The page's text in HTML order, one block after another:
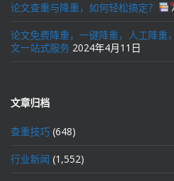
论文查重与降重，如何轻松搞定？
论文免费降重，一键降重，人工降重
文一站式服务 2024年4月11日
文章归档
查重技巧 (648)
行业新闻 (1,552)